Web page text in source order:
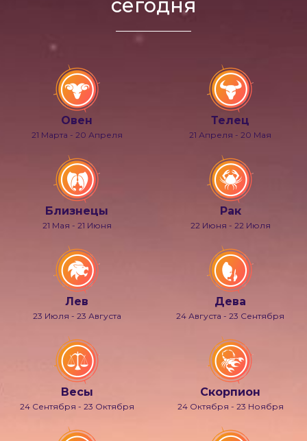
сегодня
Овен
21 Марта - 20 Апреля
Телец
21 Апреля - 20 Мая
Близнецы
21 Мая - 21 Июня
Рак
22 Июня - 22 Июля
Лев
23 Июля - 23 Августа
Дева
24 Августа - 23 Сентября
Весы
24 Сентября - 23 Октября
Скорпион
24 Октября - 23 Ноября